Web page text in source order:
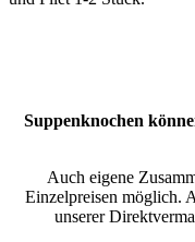
Suppenknochen
Auch eigene
Einzelpreisen möglich.
unserer